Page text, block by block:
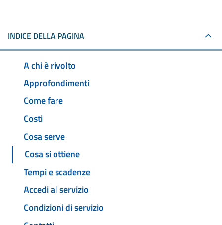
INDICE DELLA PAGINA
A chi è rivolto
Approfondimenti
Come fare
Costi
Cosa serve
Cosa si ottiene
Tempi e scadenze
Accedi al servizio
Condizioni di servizio